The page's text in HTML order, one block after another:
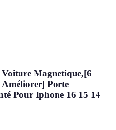
Magnetique,[6
Porte
Pour Iphone 16 15 14